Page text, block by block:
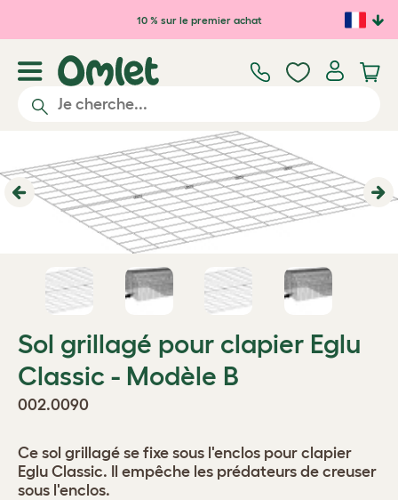
Passer au contenu principal
10 % sur le premier achat
Previous
Sol grillagé pour clapier Eglu
Classic - Modèle B
002.0090
Ce sol grillagé se fixe sous l'enclos pour clapier
Eglu Classic. Il empêche les prédateurs de creuser
sous l'enclos.